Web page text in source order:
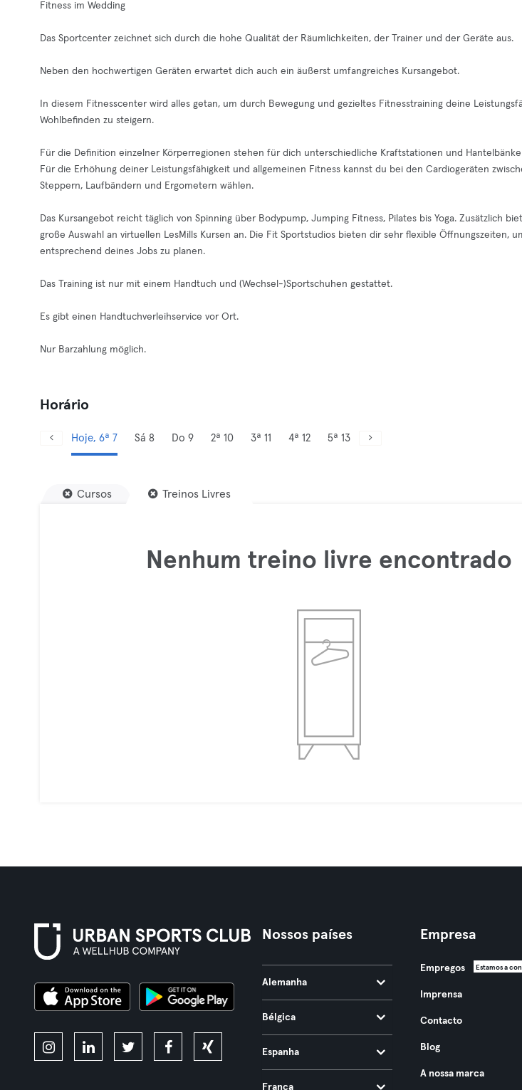
Fitness im Wedding
Das Sportcenter zeichnet sich durch die hohe Qualität der Räumlichkeiten, der Trainer und der Geräte aus.
Neben den hochwertigen Geräten erwartet dich auch ein äußerst umfangreiches Kursangebot.
In diesem Fitnesscenter wird alles getan, um durch Bewegung und gezieltes Fitnesstraining deine
Wohlbefinden zu steigern.
Für die Definition einzelner Körperregionen stehen für dich unterschiedliche Kraftstationen und
Für die Erhöhung deiner Leistungsfähigkeit und allgemeinen Fitness kannst du bei den Cardiogeräten
Steppern, Laufbändern und Ergometern wählen.
Das Kursangebot reicht täglich von Spinning über Bodypump, Jumping Fitness, Pilates bis Yoga. Zusätzlich
große Auswahl an virtuellen LesMills Kursen an. Die Fit Sportstudios bieten dir sehr flexible Öffnungszeiten,
entsprechend deines Jobs zu planen.
Das Training ist nur mit einem Handtuch und (Wechsel-)Sportschuhen gestattet.
Es gibt einen Handtuchverleihservice vor Ort.
Nur Barzahlung möglich.
Horário
Hoje, 6ª 7 Sá 8 Do 9 2ª 10 3ª 11 4ª 12 5ª 13
Cursos Treinos Livres
Nenhum treino livre encontrado
Nossos países
Alemanha
Bélgica
Espanha
França
Empresa
Empregos Estamos a
Imprensa
Contacto
Blog
A nossa marca